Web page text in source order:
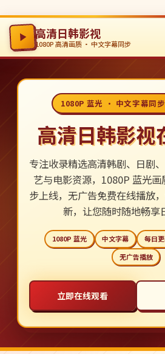
高清日韩影视
1080P 高清画质 · 中文字幕同步
1080P 蓝光 · 中文字幕同
高清日韩影视
专注收录精选高清韩剧、日剧
艺与电影资源，1080P 蓝光
步上线，无广告免费在线播放
新，让您随时随地畅享
1080P 蓝光 中文字幕 每日
无广告播放
立即在线观看